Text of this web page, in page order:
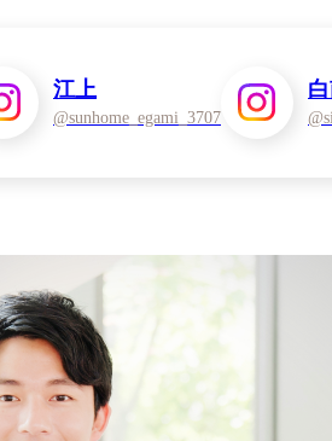
江上
@sunhome_egami_3707